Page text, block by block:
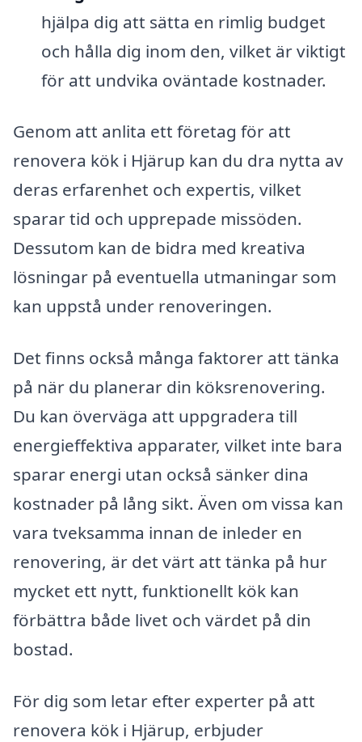
hjälpa dig att sätta en rimlig budget
och hålla dig inom den, vilket är viktigt
för att undvika oväntade kostnader.
Genom att anlita ett företag för att
renovera kök i Hjärup kan du dra nytta av
deras erfarenhet och expertis, vilket
sparar tid och upprepade missöden.
Dessutom kan de bidra med kreativa
lösningar på eventuella utmaningar som
kan uppstå under renoveringen.
Det finns också många faktorer att tänka
på när du planerar din köksrenovering.
Du kan överväga att uppgradera till
energieffektiva apparater, vilket inte bara
sparar energi utan också sänker dina
kostnader på lång sikt. Även om vissa kan
vara tveksamma innan de inleder en
renovering, är det värt att tänka på hur
mycket ett nytt, funktionellt kök kan
förbättra både livet och värdet på din
bostad.
För dig som letar efter experter på att
renovera kök i Hjärup, erbjuder